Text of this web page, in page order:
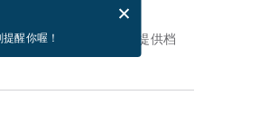
醒你喔！
。
电子贺卡是什么？
天（不包含假日）才会提供档